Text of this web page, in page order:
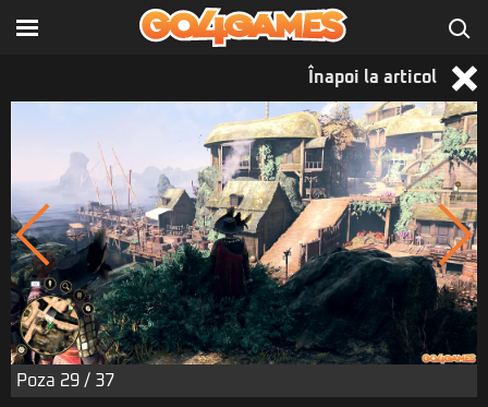
Înapoi la articol
Poza 29 / 37